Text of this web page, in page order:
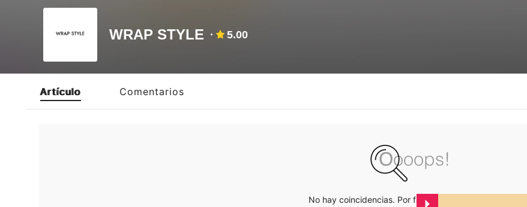
WRAP STYLE 5.00
Artículo Comentarios
No hay coincidencias. Por favor inténtalo de nuevo.